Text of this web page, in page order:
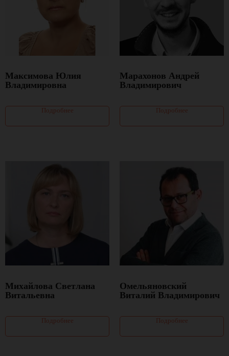
Максимова Юлия
Владимировна
Подробнее
Марахонов Андрей
Владимирович
Подробнее
Михайлова Светлана
Витальевна
Подробнее
Омельяновский
Виталий Владимирович
Подробнее